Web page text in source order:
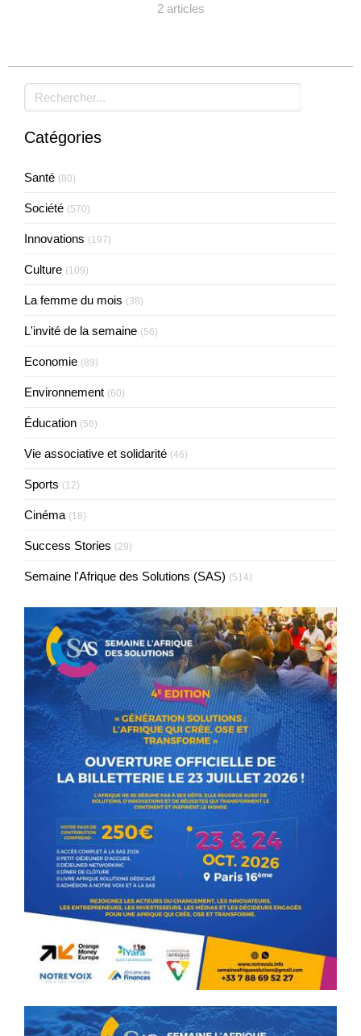
2 articles
Rechercher
Catégories
Santé (80)
Société (570)
Innovations (197)
Culture (109)
La femme du mois (38)
L'invité de la semaine (56)
Economie (89)
Environnement (60)
Éducation (56)
Vie associative et solidarité (46)
Sports (12)
Cinéma (18)
Success Stories (29)
Semaine l'Afrique des Solutions (SAS) (514)